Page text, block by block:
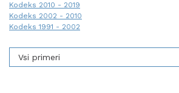
Kodeks 2010 - 2019
Kodeks 2002 - 2010
Kodeks 1991 - 2002
Vsi primeri